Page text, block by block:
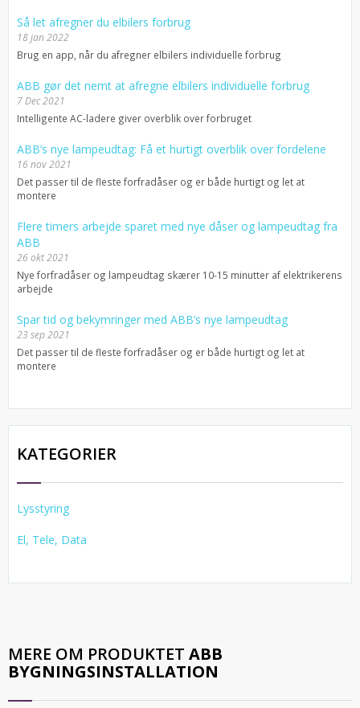
Så let afregner du elbilers forbrug
18 jan 2022
Brug en app, når du afregner elbilers individuelle forbrug
ABB gør det nemt at afregne elbilers individuelle forbrug
7 Dec 2021
Intelligente AC-ladere giver overblik over forbruget
ABB’s nye lampeudtag: Få et hurtigt overblik over fordelene
16 nov 2021
Det passer til de fleste forfradåser og er både hurtigt og let at
montere
Flere timers arbejde sparet med nye dåser og lampeudtag fra
ABB
26 okt 2021
Nye forfradåser og lampeudtag skærer 10-15 minutter af elektrikerens
arbejde
Spar tid og bekymringer med ABB’s nye lampeudtag
23 sep 2021
Det passer til de fleste forfradåser og er både hurtigt og let at
montere
KATEGORIER
Lysstyring
El, Tele, Data
MERE OM PRODUKTET ABB
BYGNINGSINSTALLATION